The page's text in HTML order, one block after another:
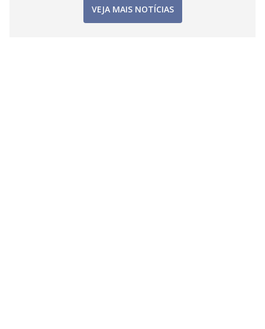
VEJA MAIS NOTÍCIAS